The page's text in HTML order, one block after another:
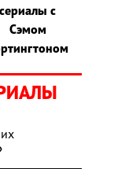
сериалы с
Сэмом